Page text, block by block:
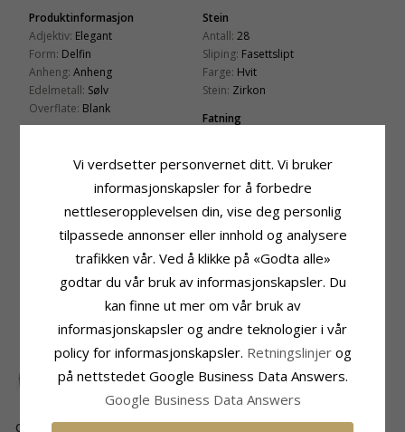
Produktinformasjon
Adjektiv: Elegant
Form: Delfin
Anheng: Anheng
Edelmetall: Sølv
Overflate: Blank
Stein
Antall: 28
Sliping: Fasettslipt
Farge: Hvit
Stein: Zirkon
Fatning
Bredde: 9,5 mm
Dybde: 2,5 mm
Leveringstid
Leveringstid:Ca. 5-10 Hverdager
KUNDER KJØPER OGSÅ
CHANTI Smykkeskrin
Vi verdsetter personvernet ditt. Vi bruker
informasjonskapsler for å forbedre
nettleseropplevelsen din, vise deg personlig
tilpassede annonser eller innhold og analysere
trafikken vår. Ved å klikke på «Godta alle»
godtar du vår bruk av informasjonskapsler. Du
kan finne ut mer om vår bruk av
informasjonskapsler og andre teknologier i vår
policy for informasjonskapsler. Retningslinjer og
på nettstedet Google Business Data Answers.
Google Business Data Answers